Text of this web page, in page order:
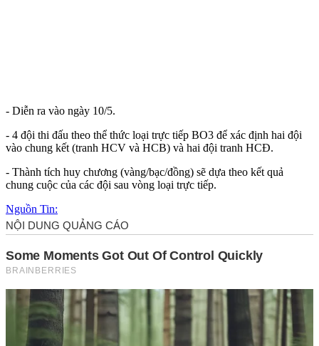
- Diễn ra vào ngày 10/5.
- 4 đội thi đấu theo thể thức loại trực tiếp BO3 để xác định hai đội
vào chung kết (tranh HCV và HCB) và hai đội tranh HCĐ.
- Thành tích huy chương (vàng/bạc/đồng) sẽ dựa theo kết quả
chung cuộc của các đội sau vòng loại trực tiếp.
Nguồn Tin: